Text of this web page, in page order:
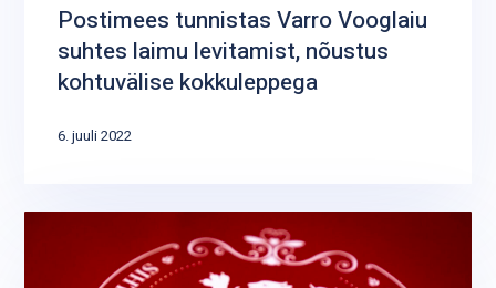
Postimees tunnistas Varro Vooglaiu
suhtes laimu levitamist, nõustus
kohtuvälise kokkuleppega
6. juuli 2022